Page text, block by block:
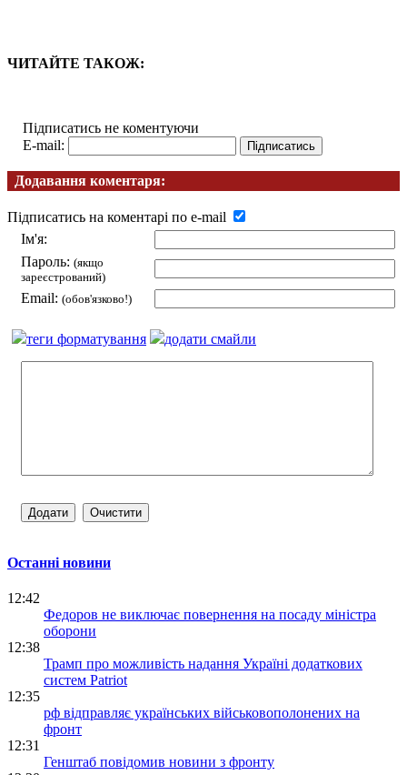
ЧИТАЙТЕ ТАКОЖ:
Підписатись не коментуючи
E-mail:
Додавання коментаря:
Підписатись на коментарі по e-mail
Ім'я:
Пароль: (якщо
зареєстрований)
Email: (обов'язково!)
теги форматування додати смайли
Останні новини
12:42
Федоров не виключає повернення на посаду міністра
оборони
12:38
Трамп про можливість надання Україні додаткових
систем Patriot
12:35
рф відправляє українських військовополонених на
фронт
12:31
Генштаб повідомив новини з фронту